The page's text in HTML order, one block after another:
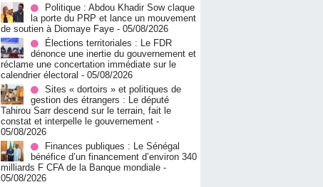
Politique : Abdou Khadir Sow claque
la porte du PRP et lance un mouvement
de soutien à Diomaye Faye - 05/08/2026
Élections territoriales : Le FDR
dénonce une inertie du gouvernement et
réclame une concertation immédiate sur le
calendrier électoral - 05/08/2026
Sites « dortoirs » et politiques de
gestion des étrangers : Le député
Tahirou Sarr descend sur le terrain, fait le
constat et interpelle le gouvernement -
05/08/2026
Finances publiques : Le Sénégal
bénéfice d’un financement d’environ 340
milliards F CFA de la Banque mondiale -
05/08/2026